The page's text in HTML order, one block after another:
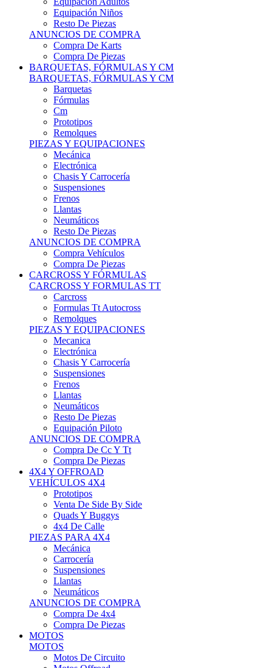
Equipación Niños
Resto De Piezas
ANUNCIOS DE COMPRA
Compra De Karts
Compra De Piezas
BARQUETAS, FÓRMULAS Y CM
BARQUETAS, FÓRMULAS Y CM
Barquetas
Fórmulas
Cm
Prototipos
Remolques
PIEZAS Y EQUIPACIONES
Mecánica
Electrónica
Chasis Y Carrocería
Suspensiones
Frenos
Llantas
Neumáticos
Resto De Piezas
ANUNCIOS DE COMPRA
Compra Vehículos
Compra De Piezas
CARCROSS Y FÓRMULAS
CARCROSS Y FORMULAS TT
Carcross
Formulas Tt Autocross
Remolques
PIEZAS Y EQUIPACIONES
Mecanica
Electrónica
Chasis Y Carrocería
Suspensiones
Frenos
Llantas
Neumáticos
Resto De Piezas
Equipación Piloto
ANUNCIOS DE COMPRA
Compra De Cc Y Tt
Compra De Piezas
4X4 Y OFFROAD
VEHÍCULOS 4X4
Prototipos
Venta De Side By Side
Quads Y Buggys
4x4 De Calle
PIEZAS PARA 4X4
Mecánica
Carrocería
Suspensiones
Llantas
Neumáticos
ANUNCIOS DE COMPRA
Compra De 4x4
Compra De Piezas
MOTOS
MOTOS
Motos De Circuito